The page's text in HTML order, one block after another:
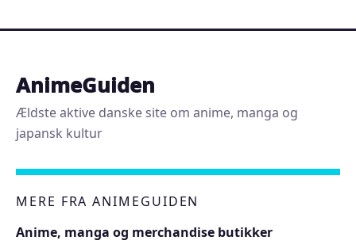
AnimeGuiden
Ældste aktive danske site om anime, manga og
japansk kultur
MERE FRA ANIMEGUIDEN
Anime, manga og merchandise butikker